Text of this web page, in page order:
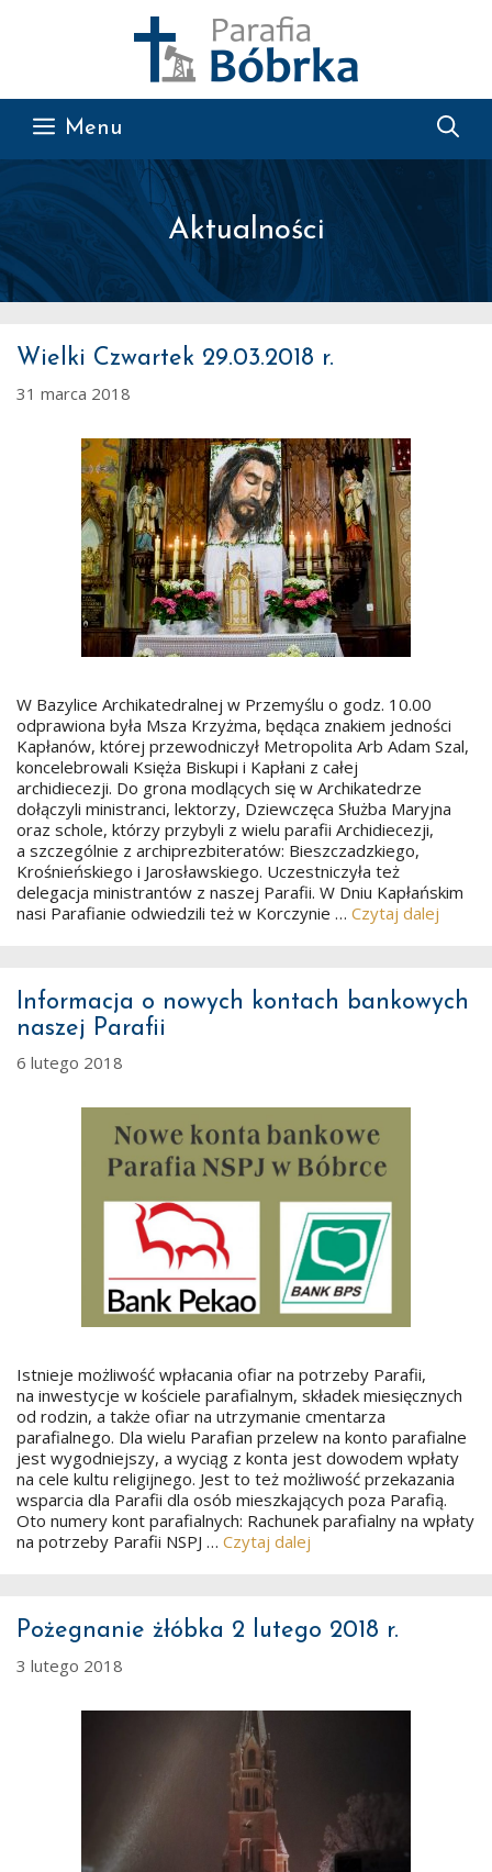
Menu
Aktualności
Wielki Czwartek 29.03.2018 r.
31 marca 2018
W Bazylice Archikatedralnej w Przemyślu o godz. 10.00
odprawiona była Msza Krzyżma, będąca znakiem jedności
Kapłanów, której przewodniczył Metropolita Arb Adam Szal,
koncelebrowali Księża Biskupi i Kapłani z całej
archidiecezji. Do grona modlących się w Archikatedrze
dołączyli ministranci, lektorzy, Dziewczęca Służba Maryjna
oraz schole, którzy przybyli z wielu parafii Archidiecezji,
a szczególnie z archiprezbiteratów: Bieszczadzkiego,
Krośnieńskiego i Jarosławskiego. Uczestniczyła też
delegacja ministrantów z naszej Parafii. W Dniu Kapłańskim
nasi Parafianie odwiedzili też w Korczynie … Czytaj dalej
Informacja o nowych kontach bankowych
naszej Parafii
6 lutego 2018
Istnieje możliwość wpłacania ofiar na potrzeby Parafii,
na inwestycje w kościele parafialnym, składek miesięcznych
od rodzin, a także ofiar na utrzymanie cmentarza
parafialnego. Dla wielu Parafian przelew na konto parafialne
jest wygodniejszy, a wyciąg z konta jest dowodem wpłaty
na cele kultu religijnego. Jest to też możliwość przekazania
wsparcia dla Parafii dla osób mieszkających poza Parafią.
Oto numery kont parafialnych: Rachunek parafialny na wpłaty
na potrzeby Parafii NSPJ … Czytaj dalej
Pożegnanie żłóbka 2 lutego 2018 r.
3 lutego 2018